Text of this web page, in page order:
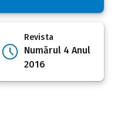
Revista
Numărul 4 Anul
2016